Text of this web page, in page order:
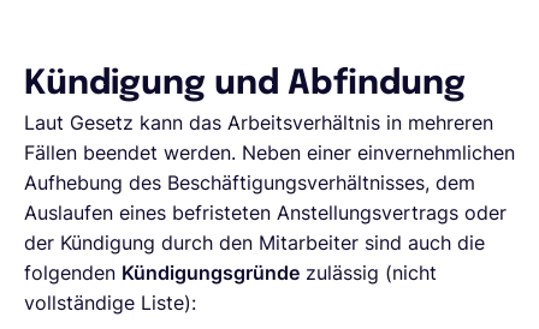
Kündigung und Abfindung
Laut Gesetz kann das Arbeitsverhältnis in mehreren
Fällen beendet werden. Neben einer einvernehmlichen
Aufhebung des Beschäftigungsverhältnisses, dem
Auslaufen eines befristeten Anstellungsvertrags oder
der Kündigung durch den Mitarbeiter sind auch die
folgenden Kündigungsgründe zulässig (nicht
vollständige Liste):